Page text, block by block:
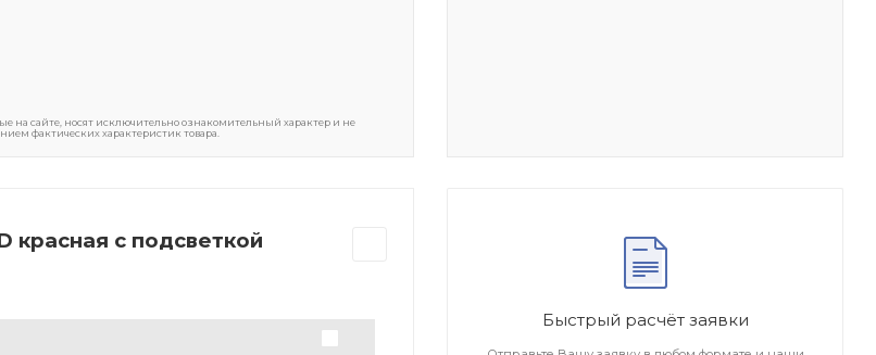
на сайте, носят исключительно ознакомительный характер и не
фактических характеристик товара.
красная с подсветкой
Быстрый расчёт заявки